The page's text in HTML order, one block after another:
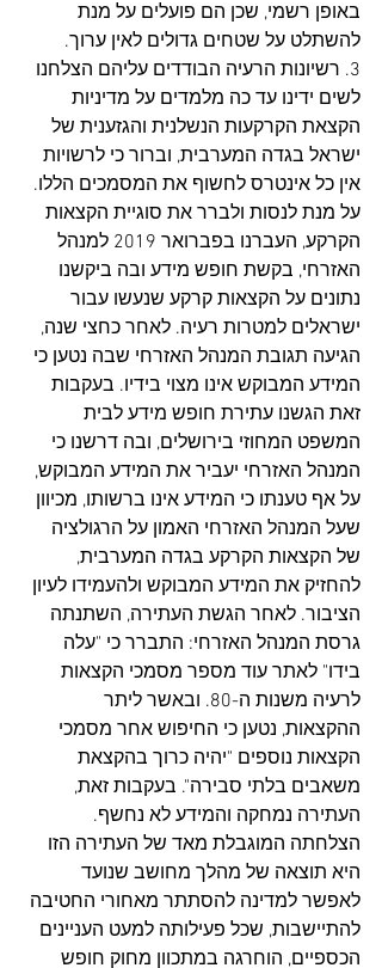
באופן רשמי, שכן הם פועלים על מנת
להשתלט על שטחים גדולים לאין ערוך.
3. רשיונות הרעיה הבודדים עליהם הצלחנו
לשים ידינו עד כה מלמדים על מדיניות
הקצאת הקרקעות הנשלנית והגזענית של
ישראל בגדה המערבית, וברור כי לרשויות
אין כל אינטרס לחשוף את המסמכים הללו.
על מנת לנסות ולברר את סוגיית הקצאות
הקרקע, העברנו בפברואר 2019 למנהל
האזרחי, בקשת חופש מידע ובה ביקשנו
נתונים על הקצאות קרקע שנעשו עבור
ישראלים למטרות רעיה. לאחר כחצי שנה,
הגיעה תגובת המנהל האזרחי שבה נטען כי
המידע המבוקש אינו מצוי בידיו. בעקבות
זאת הגשנו עתירת חופש מידע לבית
המשפט המחוזי בירושלים, ובה דרשנו כי
המנהל האזרחי יעביר את המידע המבוקש,
על אף טענתו כי המידע אינו ברשותו, מכיוון
שעל המנהל האזרחי האמון על הרגולציה
של הקצאות הקרקע בגדה המערבית,
להחזיק את המידע המבוקש ולהעמידו לעיון
הציבור. לאחר הגשת העתירה, השתנתה
גרסת המנהל האזרחי: התברר כי "עלה
בידו" לאתר עוד מספר מסמכי הקצאות
לרעיה משנות ה-80. ובאשר ליתר
ההקצאות, נטען כי החיפוש אחר מסמכי
הקצאות נוספים "יהיה כרוך בהקצאת
משאבים בלתי סבירה". בעקבות זאת,
העתירה נמחקה והמידע לא נחשף.
הצלחתה המוגבלת מאד של העתירה הזו
היא תוצאה של מהלך מחושב שנועד
לאפשר למדינה להסתתר מאחורי החטיבה
להתיישבות, שכל פעילותה למעט העניינים
הכספיים, הוחרגה במתכוון מחוק חופש